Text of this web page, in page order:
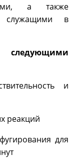
а также
служащими в
и
реакций
для